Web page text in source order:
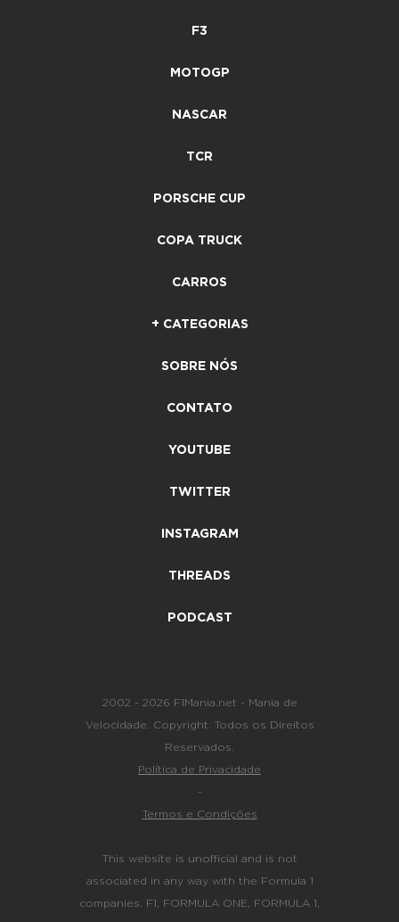
F3
MOTOGP
NASCAR
TCR
PORSCHE CUP
COPA TRUCK
CARROS
+ CATEGORIAS
SOBRE NÓS
CONTATO
YOUTUBE
TWITTER
INSTAGRAM
THREADS
PODCAST
2002 - 2026 F1Mania.net - Mania de
Velocidade. Copyright. Todos os Direitos
Reservados.
Política de Privacidade
-
Termos e Condições
This website is unofficial and is not
associated in any way with the Formula 1
companies. F1, FORMULA ONE, FORMULA 1,